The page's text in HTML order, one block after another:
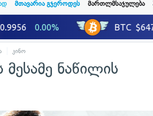
მთავარია გჯეროდეს მართლმსაჯულება
კინო
ნაწილის